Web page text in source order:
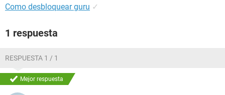
Como desbloquear guru ✓
1 respuesta
RESPUESTA 1 / 1
Mejor respuesta